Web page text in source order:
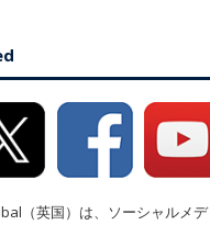
（英国）は、ソーシャルメ